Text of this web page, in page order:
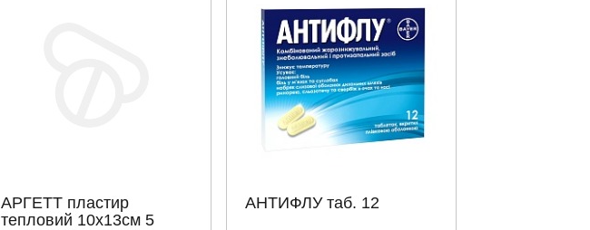
АРГЕТТ пластир
тепловий 10х13см 5
АНТИФЛУ таб. 12